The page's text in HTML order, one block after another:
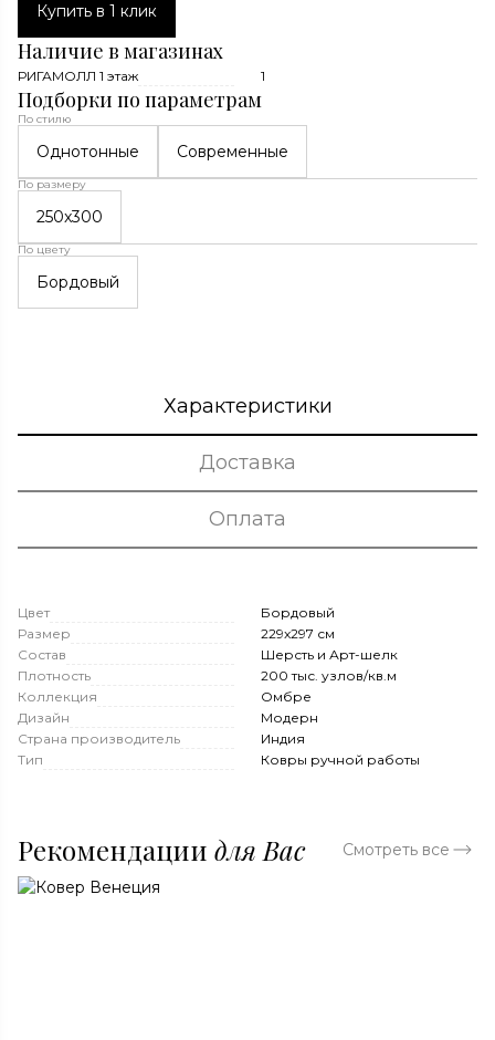
Купить в 1 клик
Наличие в магазинах
РИГАМОЛЛ 1 этаж 1
Подборки по параметрам
По стилю
Однотонные Современные
По размеру
250x300
По цвету
Бордовый
Характеристики
Доставка
Оплата
Цвет
Бордовый
Размер
229x297 см
Состав
Шерсть и Арт-шелк
Плотность
200 тыс. узлов/кв.м
Коллекция
Омбре
Дизайн
Модерн
Страна производитель
Индия
Тип
Ковры ручной работы
Рекомендации для Вас Смотреть все